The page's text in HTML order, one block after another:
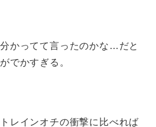
かってて言ったのかな…だと
でかすぎる。
レインオチの衝撃に比べれば